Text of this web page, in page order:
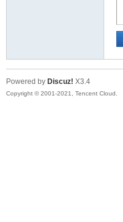
Powered by Discuz! X3.4
Copyright © 2001-2021, Tencent Cloud.